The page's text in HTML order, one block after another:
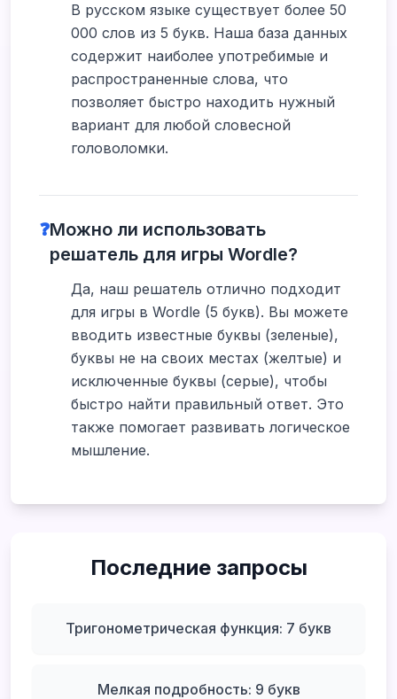
В русском языке существует более 50
000 слов из 5 букв. Наша база данных
содержит наиболее употребимые и
распространенные слова, что
позволяет быстро находить нужный
вариант для любой словесной
головоломки.
❓Можно ли использовать
решатель для игры Wordle?
Да, наш решатель отлично подходит
для игры в Wordle (5 букв). Вы можете
вводить известные буквы (зеленые),
буквы не на своих местах (желтые) и
исключенные буквы (серые), чтобы
быстро найти правильный ответ. Это
также помогает развивать логическое
мышление.
Последние запросы
Тригонометрическая функция: 7 букв
Мелкая подробность: 9 букв